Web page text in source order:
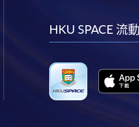
HKU SPACE 流